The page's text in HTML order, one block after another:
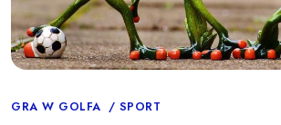
Categories
GRA W GOLFA SPORT